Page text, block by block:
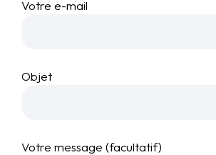
Votre e-mail
Objet
Votre message (facultatif)